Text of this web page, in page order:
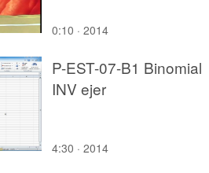
0:10 · 2014
P-EST-07-B1 Binomial
INV ejer
4:30 · 2014